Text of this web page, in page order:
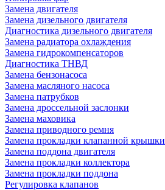
Замена двигателя
Замена дизельного двигателя
Диагностика дизельного двигателя
Замена радиатора охлаждения
Замена гидрокомпенсаторов
Диагностика ТНВД
Замена бензонасоса
Замена масляного насоса
Замена патрубков
Замена дроссельной заслонки
Замена маховика
Замена приводного ремня
Замена прокладки клапанной крышки
Замена поддона двигателя
Замена прокладки коллектора
Замена прокладки поддона
Регулировка клапанов